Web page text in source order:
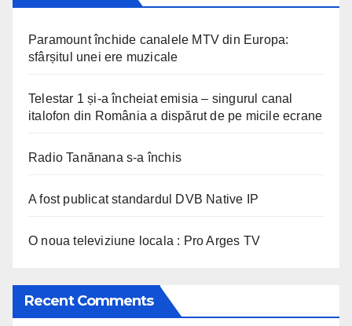
Paramount închide canalele MTV din Europa:
sfârșitul unei ere muzicale
Telestar 1 și-a încheiat emisia – singurul canal
italofon din România a dispărut de pe micile ecrane
Radio Tanănana s-a închis
A fost publicat standardul DVB Native IP
O noua televiziune locala : Pro Arges TV
Recent Comments